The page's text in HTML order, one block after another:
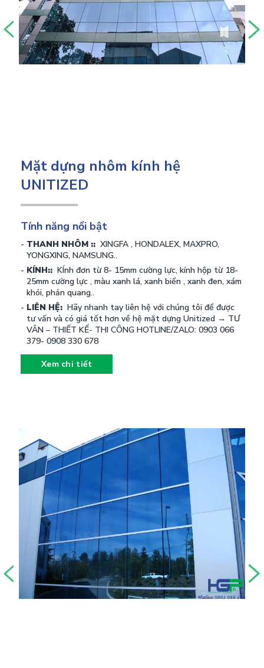
Mặt dựng nhôm kính hệ
UNITIZED
Tính năng nổi bật
THANH NHÔM :: XINGFA , HONDALEX, MAXPRO,
YONGXING, NAMSUNG..
KÍNH:: KÍnh đơn từ 8- 15mm cường lực, kính hộp từ 18-
25mm cường lực , màu xanh lá, xanh biển , xanh đen, xám
khói, phản quang..
LIÊN HỆ: Hãy nhanh tay liên hệ với chúng tôi để được
tư vấn và có giá tốt hơn về hệ mặt dựng Unitized → TƯ
VÂN – THIẾT KẾ- THI CÔNG HOTLINE/ZALO: 0903 066
379- 0908 330 678
Xem chi tiết